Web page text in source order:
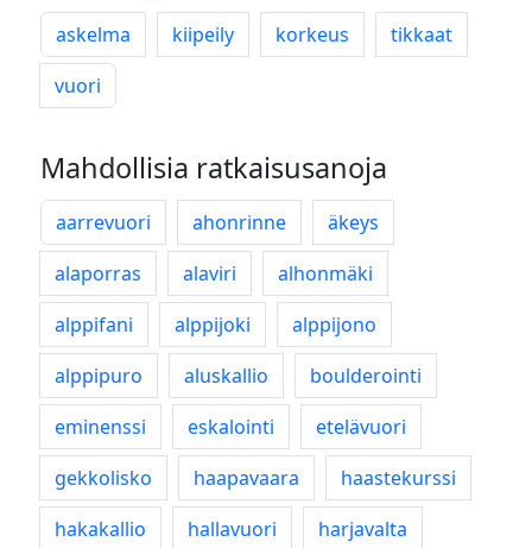
askelma kiipeily korkeus
tikkaat
vuori
Mahdollisia ratkaisusanoja
aarrevuori ahonrinne
äkeys
alaporras
alaviri
alhonmäki
alppifani
alppijoki
alppijono
alppipuro
aluskallio
boulderointi
eminenssi
eskalointi
etelävuori
gekkolisko
haapavaara
haastekurssi
hakakallio
hallavuori
harjavalta